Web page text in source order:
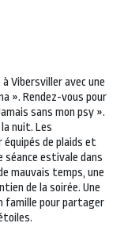
Vibersviller avec une
». Rendez-vous pour
sans mon psy ».
nuit. Les
de plaids et
estivale dans
mauvais temps, une
de la soirée. Une
famille pour partager